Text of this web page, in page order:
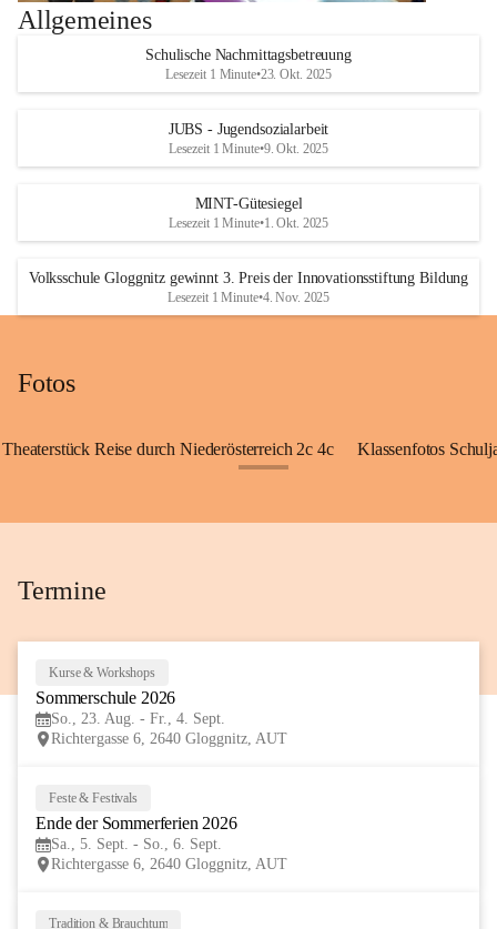
Allgemeines
Schulische Nachmittagsbetreuung
Lesezeit 1 Minute•23. Okt. 2025
JUBS - Jugendsozialarbeit
Lesezeit 1 Minute•9. Okt. 2025
MINT-Gütesiegel
Lesezeit 1 Minute•1. Okt. 2025
Volksschule Gloggnitz gewinnt 3. Preis der Innovationsstiftung Bildung
Lesezeit 1 Minute•4. Nov. 2025
Fotos
Theaterstück Reise durch Niederösterreich 2c 4c Klassenfotos
Termine
Kurse & Workshops
Sommerschule 2026
So., 23. Aug. - Fr., 4. Sept.
Richtergasse 6, 2640 Gloggnitz, AUT
Feste & Festivals
Ende der Sommerferien 2026
Sa., 5. Sept. - So., 6. Sept.
Richtergasse 6, 2640 Gloggnitz, AUT
Tradition & Brauchtum